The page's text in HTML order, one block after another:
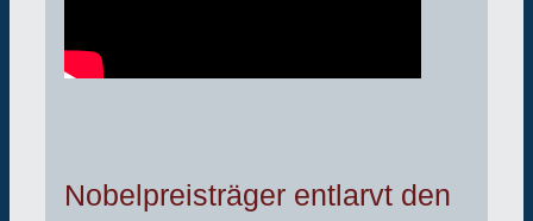
Nobelpreisträger entlarvt den